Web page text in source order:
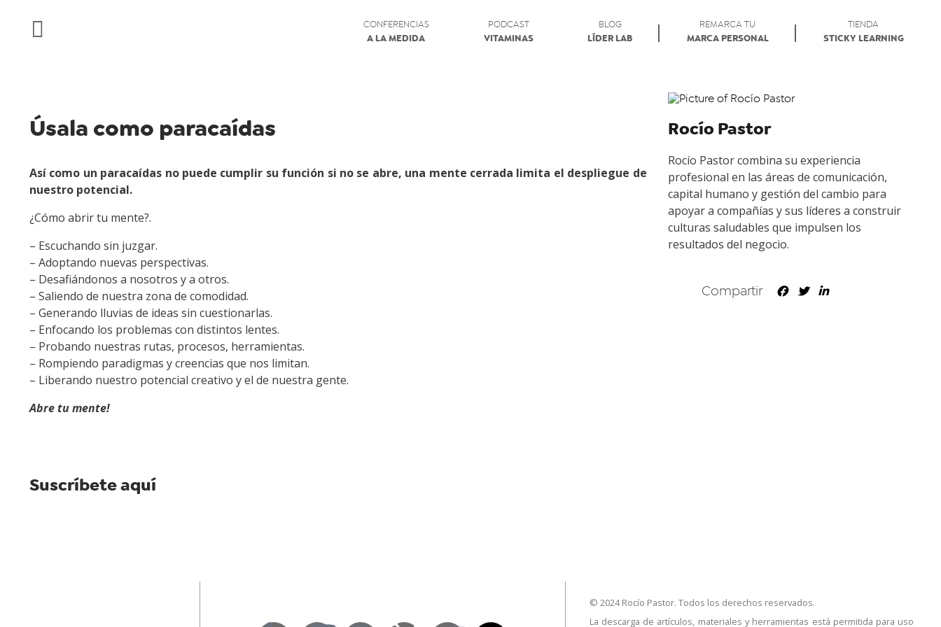
CONFERENCIAS
A LA MEDIDA
PODCAST
VITAMINAS
BLOG
LÍDER LAB
REMARCA TU
MARCA PERSONAL
TIENDA
STICKY LEARNING
Úsala como paracaídas
Así como un paracaídas no puede cumplir su función si no se abre, una mente cerrada limita el despliegue de
nuestro potencial.
¿Cómo abrir tu mente?.
– Escuchando sin juzgar.
– Adoptando nuevas perspectivas.
– Desafiándonos a nosotros y a otros.
– Saliendo de nuestra zona de comodidad.
– Generando lluvias de ideas sin cuestionarlas.
– Enfocando los problemas con distintos lentes.
– Probando nuestras rutas, procesos, herramientas.
– Rompiendo paradigmas y creencias que nos limitan.
– Liberando nuestro potencial creativo y el de nuestra gente.
Abre tu mente!
Suscríbete aquí
Rocío Pastor
Rocío Pastor combina su experiencia
profesional en las áreas de comunicación,
capital humano y gestión del cambio para
apoyar a compañías y sus líderes a construir
culturas saludables que impulsen los
resultados del negocio.
Compartir
© 2024 Rocío Pastor. Todos los derechos reservados.
La descarga de artículos, materiales y herramientas está permitida para uso